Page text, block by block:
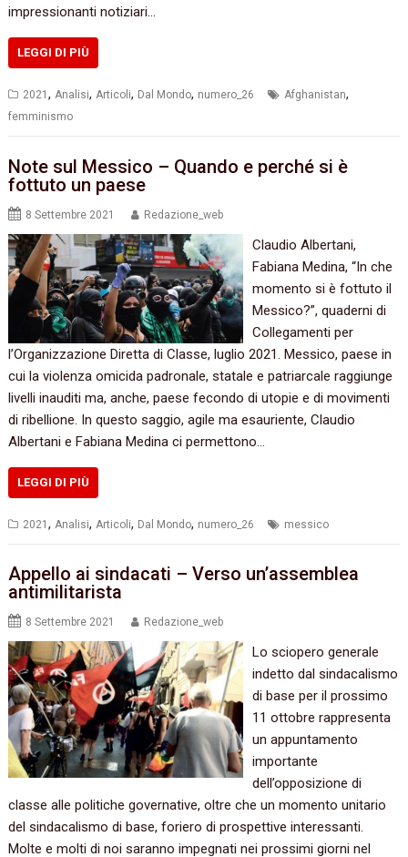
impressionanti notiziari…
LEGGI DI PIÙ
2021,Analisi,Articoli, Dal Mondo, numero_26 Afghanistan,
femminismo
Note sul Messico – Quando e perché si è
fottuto un paese
8 Settembre 2021 Redazione_web
Claudio Albertani,
Fabiana Medina, “In che
momento si è fottuto il
Messico?”, quaderni di
Collegamenti per
l’Organizzazione Diretta di Classe, luglio 2021. Messico, paese in
cui la violenza omicida padronale, statale e patriarcale raggiunge
livelli inauditi ma, anche, paese fecondo di utopie e di movimenti
di ribellione. In questo saggio, agile ma esauriente, Claudio
Albertani e Fabiana Medina ci permettono…
LEGGI DI PIÙ
2021, Analisi, Articoli, Dal Mondo, numero_26 messico
Appello ai sindacati – Verso un’assemblea
antimilitarista
8 Settembre 2021 Redazione_web
Lo sciopero generale
indetto dal sindacalismo
di base per il prossimo
11 ottobre rappresenta
un appuntamento
importante
dell’opposizione di
classe alle politiche governative, oltre che un momento unitario
del sindacalismo di base, foriero di prospettive interessanti.
Molte e molti di noi saranno impegnati nei prossimi giorni nel